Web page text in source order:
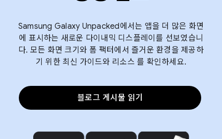
Samsung Galaxy Unpacked에서는 앱을 더 많은 화면
에 표시하는 새로운 다이내믹 디스플레이를 선보였습니
다. 모든 화면 크기와 폼 팩터에서 즐거운 환경을 제공하
기 위한 최신 가이드와 리소스 를 확인하세요.
블로그 게시물 읽기